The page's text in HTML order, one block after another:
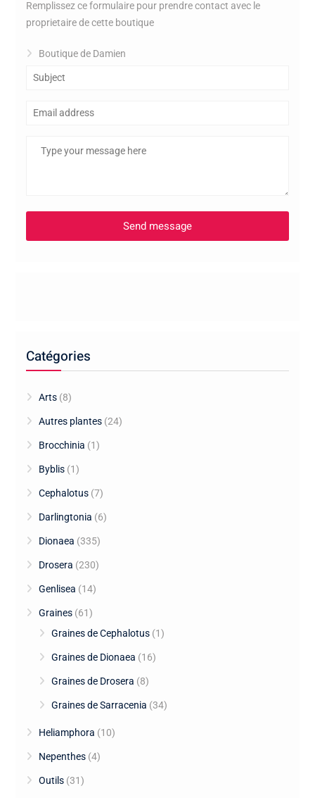
Remplissez ce formulaire pour prendre contact avec le
proprietaire de cette boutique
Boutique de Damien
Catégories
Arts (8)
Autres plantes (24)
Brocchinia (1)
Byblis (1)
Cephalotus (7)
Darlingtonia (6)
Dionaea (335)
Drosera (230)
Genlisea (14)
Graines (61)
Graines de Cephalotus (1)
Graines de Dionaea (16)
Graines de Drosera (8)
Graines de Sarracenia (34)
Heliamphora (10)
Nepenthes (4)
Outils (31)